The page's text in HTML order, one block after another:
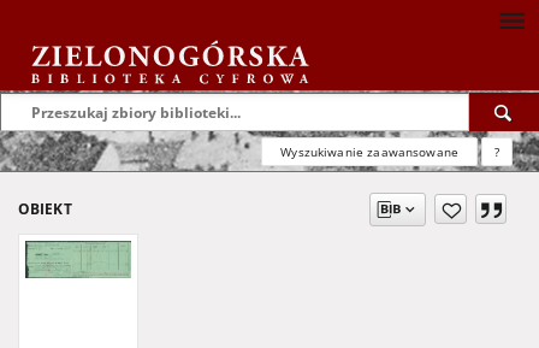
Wyszukiwanie zaawansowane ?
OBIEKT